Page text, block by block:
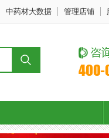
中药材大数据 管理店铺